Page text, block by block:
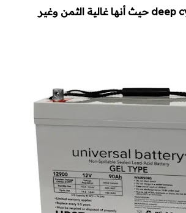
عيوب بطارية deep cycle حيث أنها غالية الثمن وغير